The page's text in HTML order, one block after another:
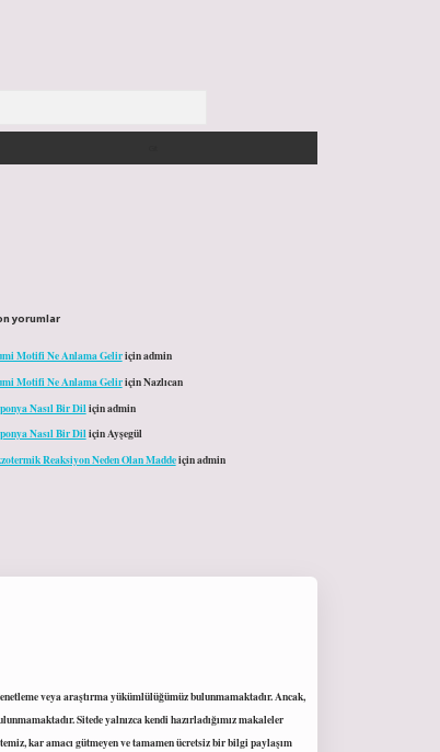
yorumlar
Motifi Ne Anlama Geliriçinadmin
Motifi Ne Anlama GeliriçinNazlıcan
Nasıl Bir Dil içinadmin
Nasıl Bir DiliçinAyşegül
Reaksiyon Neden Olan Maddeiçinadmin
veya araştırma yükümlülüğümüz bulunmamaktadır. Ancak,
Sitede yalnızca kendi hazırladığımız makaleler
kar amacı gütmeyen ve tamamen ücretsiz bir bilgi paylaşım